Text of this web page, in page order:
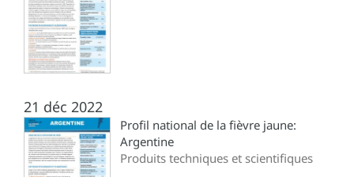
21 déc 2022
Profil national de la fièvre jaune:
Argentine
Produits techniques et scientifiques